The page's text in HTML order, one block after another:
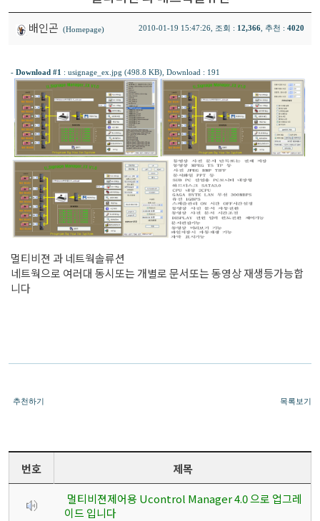
배인곤 (Homepage) 2010-01-19 15:47:26, 조회 : 12,366 , 추천 : 4020
- Download #1 : usignage_ex.jpg (498.8 KB) , Download : 191
멀티비젼 과 네트웍솔류션
네트웍으로 여러대 동시또는 개별로 문서또는 동영상 재생등가능합
니다
추천하기 목록보기
번호
제목
멀티비젼제어용 Ucontrol Manager 4.0 으로 업그레
이드 입니다